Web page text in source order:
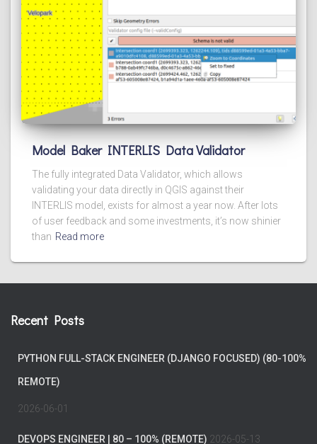
Model Baker INTERLIS Data Validator
The fully integrated Data Validator, which allows
validating your data directly in QGIS against their
INTERLIS model, exists for almost a year now. After lots
of user feedback and some investments, it’s now shinier
than Read more
Recent Posts
PYTHON FULL-STACK ENGINEER (DJANGO FOCUSED) (80-100%
REMOTE)
2026-06-01
DEVOPS ENGINEER | 80 – 100% (REMOTE) 2026-05-13